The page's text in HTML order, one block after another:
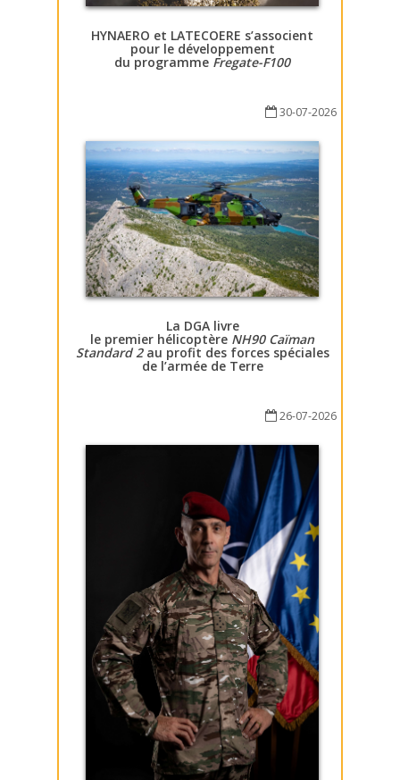
HYNAERO et LATECOERE s’associent
pour le développement
du programme Fregate-F100
30-07-2026
La DGA livre
le premier hélicoptère NH90 Caïman
Standard 2au profit des forces spéciales
de l’armée de Terre
26-07-2026